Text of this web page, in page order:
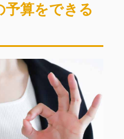
予算をできる